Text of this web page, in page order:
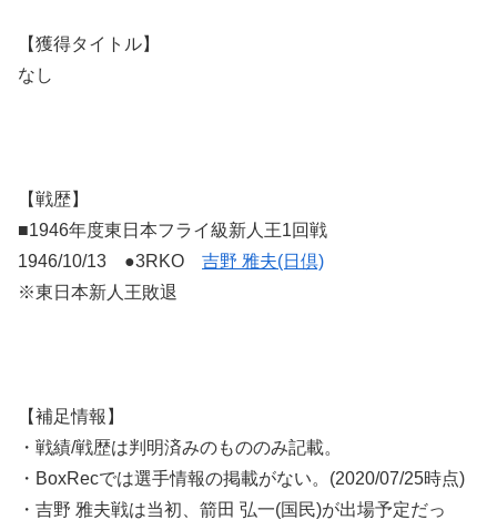
【獲得タイトル】
なし
【戦歴】
■1946年度東日本フライ級新人王1回戦
1946/10/13 ●3RKO 吉野 雅夫(日倶)
※東日本新人王敗退
【補足情報】
・戦績/戦歴は判明済みのもののみ記載。
・BoxRecでは選手情報の掲載がない。(2020/07/25時点)
・吉野 雅夫戦は当初、箭田 弘一(国民)が出場予定だっ